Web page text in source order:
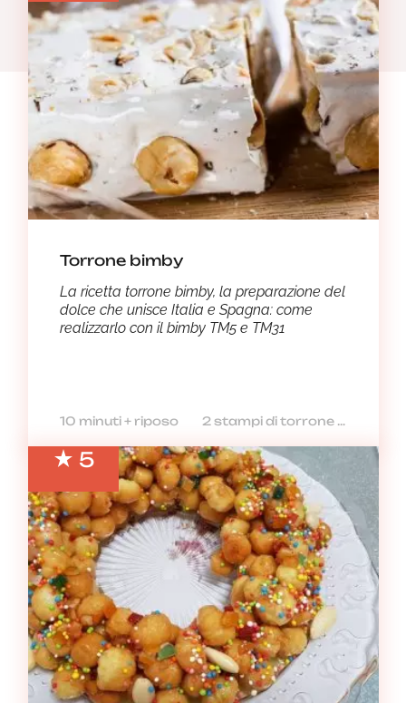
Torrone bimby
La ricetta torrone bimby, la preparazione del
dolce che unisce Italia e Spagna: come
realizzarlo con il bimby TM5 e TM31
10 minuti + riposo 2 stampi di torrone bimby
5